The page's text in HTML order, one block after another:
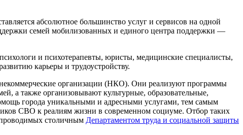
абсолютное большинство услуг и сервисов на одной
семей мобилизованных и единого центра поддержки —
и психотерапевты, юристы, медицинские специалисты,
карьеры и трудоустройству.
организации (НКО). Они реализуют программы
а также организовывают культурные, образовательные,
города уникальными и адресными услугами, тем самым
СВО к реалиям жизни в современном социуме. Отбор таких
проводимых столичным Департаментом труда и социальной защиты